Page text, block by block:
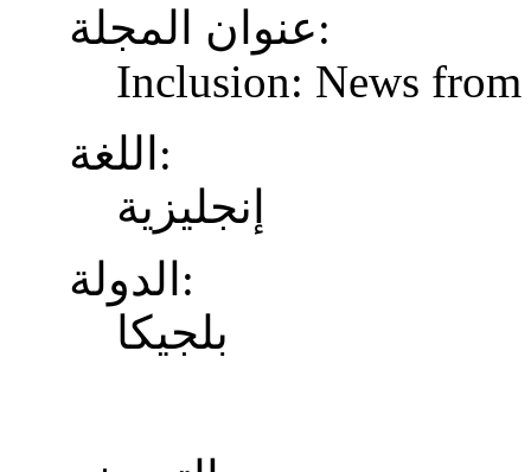
عنوان المجلة:
Inclusion: News
اللغة:
إنجليزية
الدولة:
بلجيكا